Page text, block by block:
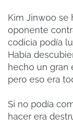
Kim Jinwoo se
oponente
codicia podía
Había
hecho un gran
pero eso era
Si no podía
hacer era